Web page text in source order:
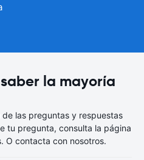
la mayoría
las preguntas y respuestas
tu pregunta, consulta la página
O contacta con nosotros.